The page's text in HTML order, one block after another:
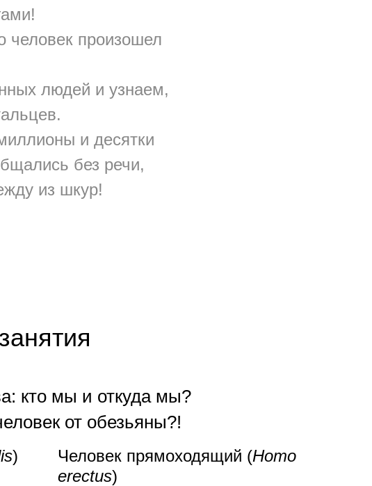
человек произошел
людей и узнаем,
и десятки
без речи,
из шкур!
кто мы и откуда мы?
от обезьяны?!
) Человек прямоходящий (Homo
erectus)